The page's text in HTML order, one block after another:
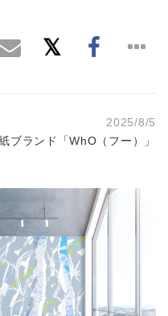
2025/8/5
ブランド「WhO（フー）」